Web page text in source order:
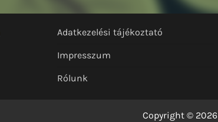
Adatkezelési tájékoztató
Impresszum
Rólunk
Copyright © 2026